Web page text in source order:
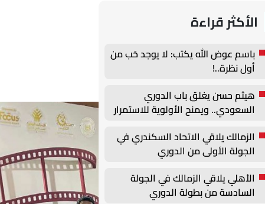
الأكثر قراءة
باسم عوض الله يكتب: لا يوجد حُب من
أول نظرة..!
هيثم حسن يغلق باب الدوري
السعودي.. ويمنح الأولوية للاستمرار
في أوروبا
الزمالك يلاقي الاتحاد السكندري في
الجولة الأولى من الدوري
الأهلي يلاقي الزمالك في الجولة
السادسة من بطولة الدوري